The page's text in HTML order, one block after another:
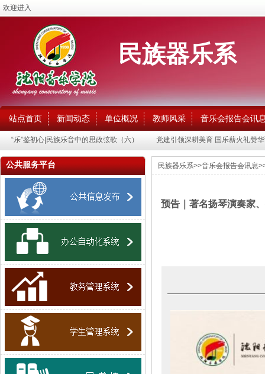
欢迎进入
民族器乐系
站点首页 新闻动态 单位概况 教师风采 音乐会报告会讯
“乐”鉴初心|民族乐音中的思政弦歌（六） 党建引领深耕美育 国乐薪火礼赞
公共服务平台 民族器乐系>>音乐会报告会讯息
预告｜著名扬琴演奏家